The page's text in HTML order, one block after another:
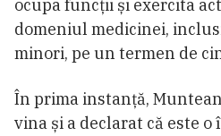
ocupa funcții și exercita
domeniul medicinei,
minori, pe un termen de
În prima instanță,
vina și a declarat că este o